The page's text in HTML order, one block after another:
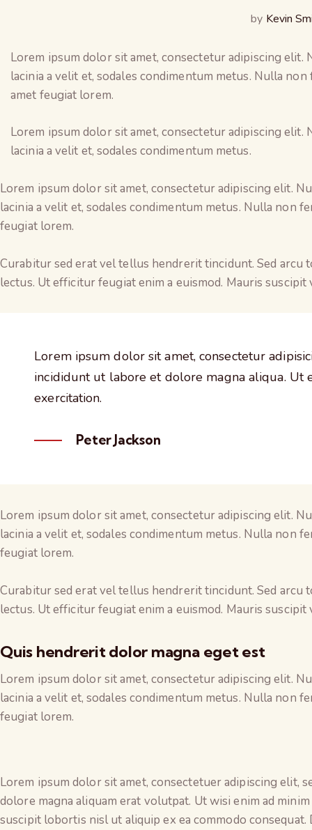
by Kevin
Lorem ipsum dolor sit amet, consectetur adipiscing
lacinia a velit et, sodales condimentum metus. Nulla
amet feugiat lorem.
Lorem ipsum dolor sit amet, consectetur adipiscing
lacinia a velit et, sodales condimentum metus.
Lorem ipsum dolor sit amet, consectetur adipiscing elit.
lacinia a velit et, sodales condimentum metus. Nulla non
feugiat lorem.
Curabitur sed erat vel tellus hendrerit tincidunt. Sed arcu
lectus. Ut efficitur feugiat enim a euismod. Mauris suscipit
Lorem ipsum dolor sit amet, consectetur
incididunt ut labore et dolore magna aliqua. Ut
exercitation.
Peter Jackson
Lorem ipsum dolor sit amet, consectetur adipiscing elit.
lacinia a velit et, sodales condimentum metus. Nulla non
feugiat lorem.
Curabitur sed erat vel tellus hendrerit tincidunt. Sed arcu
lectus. Ut efficitur feugiat enim a euismod. Mauris suscipit
Quis hendrerit dolor magna eget est
Lorem ipsum dolor sit amet, consectetur adipiscing elit.
lacinia a velit et, sodales condimentum metus. Nulla non
feugiat lorem.
Lorem ipsum dolor sit amet, consectetuer adipiscing elit,
dolore magna aliquam erat volutpat. Ut wisi enim ad
suscipit lobortis nisl ut aliquip ex ea commodo